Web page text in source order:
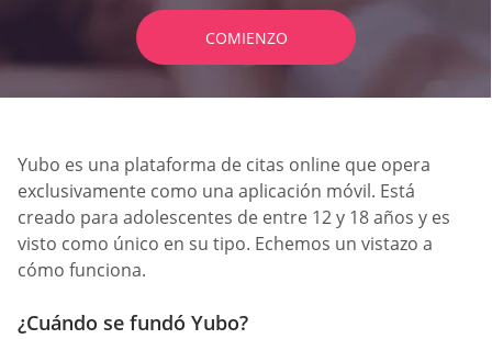
COMIENZO
Yubo es una plataforma de citas online que opera
exclusivamente como una aplicación móvil. Está
creado para adolescentes de entre 12 y 18 años y es
visto como único en su tipo. Echemos un vistazo a
cómo funciona.
¿Cuándo se fundó Yubo?